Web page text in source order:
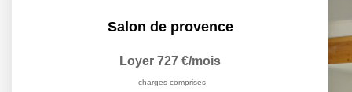
Salon de provence
Loyer 727 €/mois
charges comprises